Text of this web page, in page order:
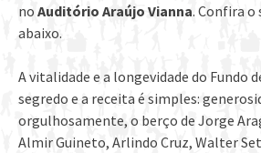
no Auditório Araújo Vianna. Confira
abaixo.
A vitalidade e a longevidade do Fundo
segredo e a receita é simples:
orgulhosamente, o berço de Jorge
Almir Guineto, Arlindo Cruz, Walter